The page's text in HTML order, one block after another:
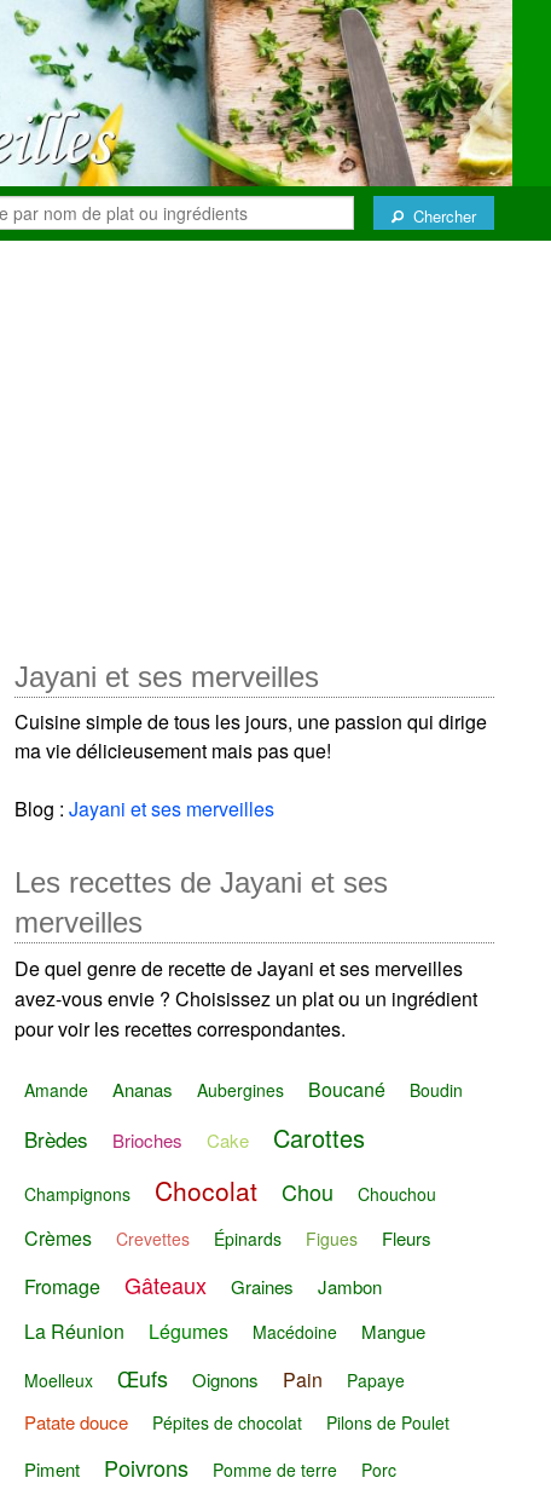
Chercher
Jayani et ses merveilles
Cuisine simple de tous les jours, une passion qui dirige
ma vie délicieusement mais pas que!
Blog :Jayani et ses merveilles
Les recettes de Jayani et ses
merveilles
De quel genre de recette de Jayani et ses merveilles
avez-vous envie ? Choisissez un plat ou un ingrédient
pour voir les recettes correspondantes.
Amande Ananas Aubergines Boucané Boudin
Brèdes Brioches Cake Carottes
Champignons Chocolat Chou Chouchou
Crèmes Crevettes Épinards Figues Fleurs
Fromage Gâteaux Graines Jambon
La Réunion Légumes Macédoine Mangue
Moelleux Œufs Oignons Pain Papaye
Patate douce Pépites de chocolat Pilons de Poulet
Piment Poivrons Pomme de terre Porc